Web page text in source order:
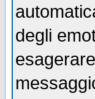
degli